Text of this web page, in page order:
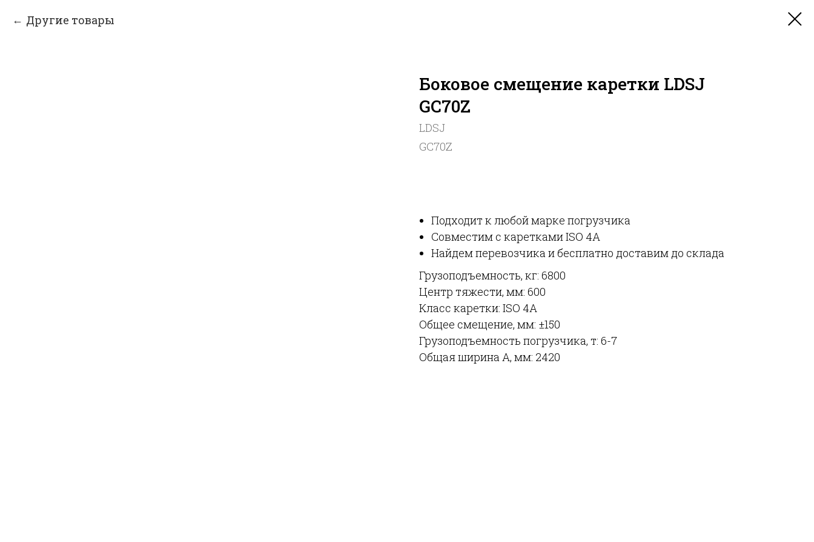
Другие товары
Боковое смещение каретки LDSJ
GC70Z
LDSJ
GC70Z
Подходит к любой марке погрузчика
Совместим с каретками ISO 4A
Найдем перевозчика и бесплатно доставим до склада
Грузоподъемность, кг: 6800
Центр тяжести, мм: 600
Класс каретки: ISO 4A
Общее смещение, мм: ±150
Грузоподъемность погрузчика, т: 6-7
Общая ширина A, мм: 2420